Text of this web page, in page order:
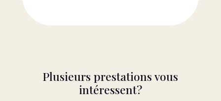
Plusieurs prestations vous
intéressent?